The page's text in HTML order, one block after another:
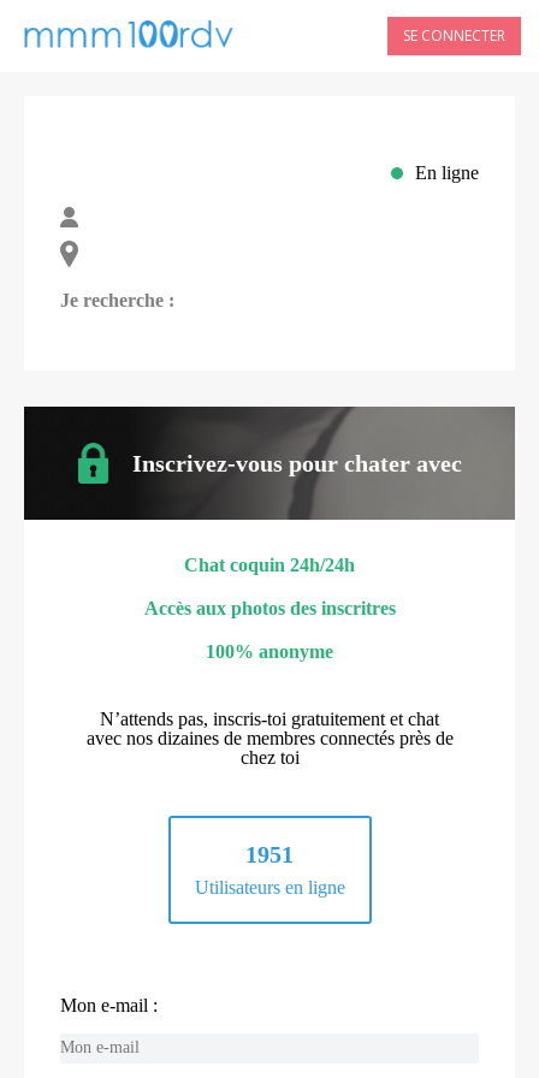
SE CONNECTER
En ligne
Je recherche :
Inscrivez-vous pour chater avec
Chat coquin 24h/24h
Accès aux photos des inscritres
100% anonyme
N’attends pas, inscris-toi gratuitement et chat
avec nos dizaines de membres connectés près de
chez toi
1951
Utilisateurs en ligne
Mon e-mail :